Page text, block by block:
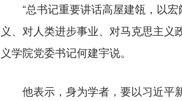
“总书记重要讲话高屋建瓴，以宏
义、对人类进步事业、对马克思主义
义学院党委书记何建宇说。
他表示，身为学者，要以习近平新